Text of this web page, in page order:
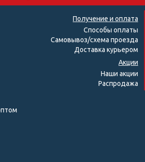
Получение и оплата
Способы оплаты
Самовывоз/схема проезда
Доставка курьером
Акции
Наши акции
Распродажа